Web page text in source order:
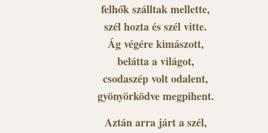
felhők szálltak mellette,
szél hozta és szél vitte.
Ág végére kimászott,
belátta a világot,
csodaszép volt odalent,
gyönyörködve megpihent.
Aztán arra járt a szél,